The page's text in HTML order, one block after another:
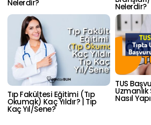
Nelerdir? Nelerdir?
Tıp Fakültesi Eğitimi (Tıp
Okumak) Kaç Yıldır? | Tıp
Kaç Yıl/Sene?
TUS
Uzmanlık
Nasıl